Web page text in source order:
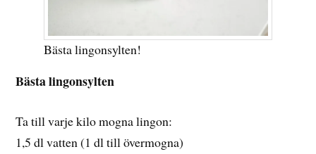
Bästa lingonsylten!
Bästa lingonsylten
Ta till varje kilo mogna lingon:
1,5 dl vatten (1 dl till övermogna)